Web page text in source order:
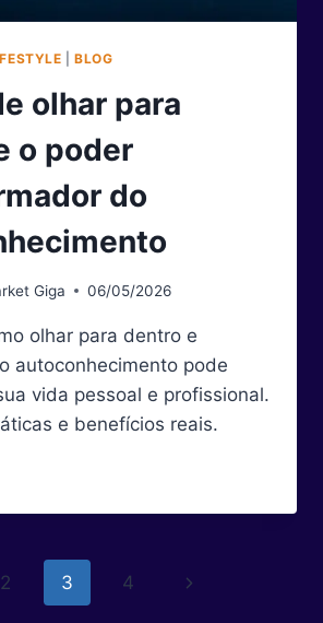
|BLOG
olhar para
o poder
do
Giga 06/05/2026
olhar para dentro e
autoconhecimento pode
vida pessoal e profissional.
e benefícios reais.
2 3 4
Página